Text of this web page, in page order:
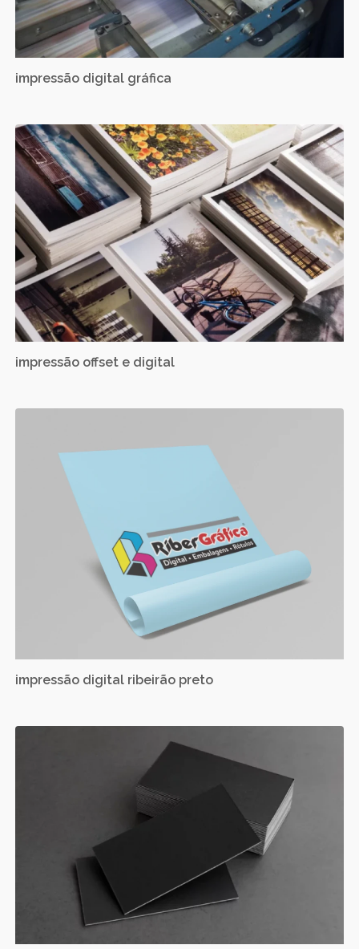
impressão digital gráfica
impressão offset e digital
impressão digital ribeirão preto